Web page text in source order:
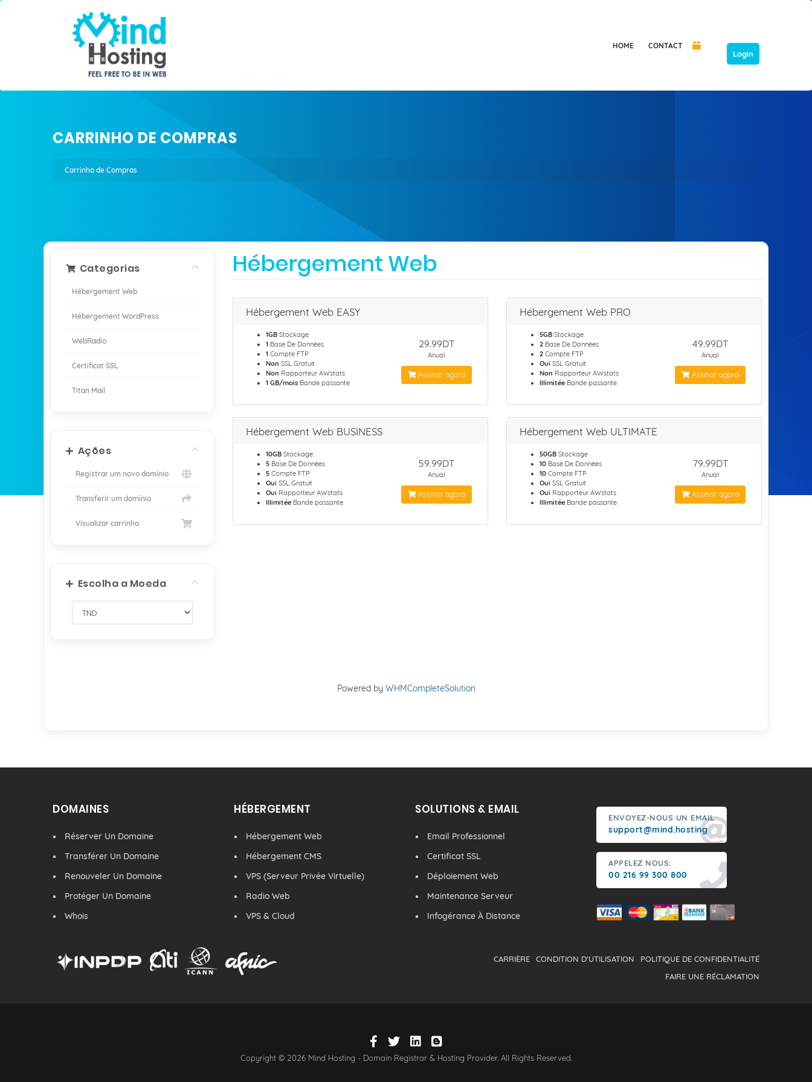
HOME CONTACT
Login
CARRINHO DE COMPRAS
Carrinho de Compras
Categorias
Hébergement Web
Hébergement WordPress
WebRadio
Certificat SSL
Titan Mail
Ações
Registrar um novo domínio
Transferir um domínio
Visualizar carrinho
Escolha a Moeda
Hébergement Web
Hébergement Web EASY
1GB Stockage
1 Base De Données
1 Compte FTP
Non SSL Gratuit
Non Rapporteur AWstats
1 GB/mois Bande passante
29.99DT
Anual
Assinar agora
Hébergement Web PRO
5GB Stockage
2 Base De Données
2 Compte FTP
Oui SSL Gratuit
Non Rapporteur AWstats
Illimitée Bande passante
49.99DT
Anual
Assinar agora
Hébergement Web BUSINESS
10GB Stockage
5 Base De Données
5 Compte FTP
Oui SSL Gratuit
Oui Rapporteur AWstats
Illimitée Bande passante
59.99DT
Anual
Assinar agora
Hébergement Web ULTIMATE
50GB Stockage
10 Base De Données
10 Compte FTP
Oui SSL Gratuit
Oui Rapporteur AWstats
Illimitée Bande passante
79.99DT
Anual
Assinar agora
Powered by WHMCompleteSolution
DOMAINES
Réserver Un Domaine
Transférer Un Domaine
Renouveler Un Domaine
Protéger Un Domaine
Whois
HÉBERGEMENT
Hébergement Web
Hébergement CMS
VPS (Serveur Privée Virtuelle)
Radio Web
VPS & Cloud
SOLUTIONS & EMAIL
Email Professionnel
Certificat SSL
Déploiement Web
Maintenance Serveur
Infogérance À Distance
ENVOYEZ-NOUS UN EMAIL
support@mind.hosting
APPELEZ NOUS:
00 216 99 300 800
POLITIQUE DE CONFIDENTIALITÉ
CONDITION D'UTILISATION
CARRIÈRE
FAIRE UNE RÉCLAMATION
Copyright © 2026 Mind Hosting - Domain Registrar & Hosting Provider. All Rights Reserved.